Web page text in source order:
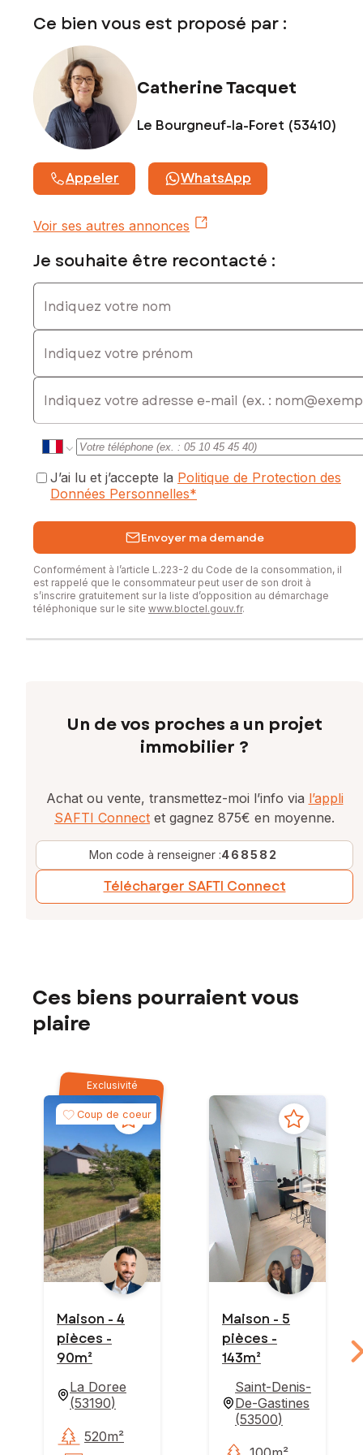
: 0761526542, E-mail : catherine.tacquet@safti.fr - EI - Agent
commercial immatriculé au RSAC de Laval sous le numéro
517 837 985
Ce bien vous est proposé par :
Catherine Tacquet
Le Bourgneuf-la-Foret (53410)
Appeler WhatsApp
Voir ses autres annonces
Je souhaite être recontacté :
Indiquez votre nom
Indiquez votre prénom
E-mail
J’ai lu et j’accepte la Politique de Protection des
Données Personnelles*
Envoyer ma demande
Conformément à l’article L.223-2 du Code de la consommation, il
est rappelé que le consommateur peut user de son droit à
s’inscrire gratuitement sur la liste d’opposition au démarchage
téléphonique sur le site www.bloctel.gouv.fr.
Un de vos proches a un projet
immobilier ?
Achat ou vente, transmettez-moi l’info via l’appli
SAFTI Connect et gagnez 875€ en moyenne.
Mon code à renseigner :468582
Télécharger SAFTI Connect
Ces biens pourraient vous
plaire
Exclusivité
Coup de coeur
Maison - 4
pièces -
90m²
La Doree
(53190)
520m²
Maison - 5
pièces -
143m²
Saint-Denis-
De-Gastines
(53500)